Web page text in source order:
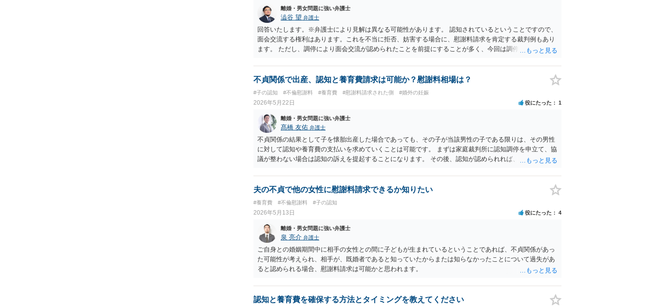
されて、今後の対応についてアドバイスを求めることをおすすめいたします。 ご参考にしていただけます
と幸いです。
離婚・男女問題に強い弁護士
澁谷 望 弁護士
回答いたします。※弁護士により見解は異なる可能性があります。 認知されているということですので、
面会交流する権利はあります。これを不当に拒否、妨害する場合に、慰謝料請求を肯定する裁判例もあり
ます。 ただし、調停により面会交流が認められたことを前提にすることが多く、今回は調停されていない
などを吟味する必要がありますので、一度弁護士に相談なさってください。 まずは面会交流調停を申し立
てするという手段もあるかと思います。
不貞関係で出産、認知と養育費請求は可能か？慰謝料相場は？
#子の認知 #不倫慰謝料 #養育費 #慰謝料請求された側 #婚外の妊娠
2026年5月22日 役にたった 1
離婚・男女問題に強い弁護士
髙橋 友佑 弁護士
不貞関係の結果として子を懐胎出産した場合であっても、その子が当該男性の子である限りは、その男性
に対して認知や養育費の支払いを求めていくことは可能です。 まずは家庭裁判所に認知調停を申立て、協
議が整わない場合は認知の訴えを提起することになります。 その後、認知が認められれば、養育費の請求
胎出産していますし、合意後の違反行為という側面もあるため、不貞の慰謝料の中でも高額の部類になる
のではないかと思います。慰謝料は相場はあってないものなので、具体的な金額を申し上げるのは難しい
夫の不貞で他の女性に慰謝料請求できるか知りたい
#養育費 #不倫慰謝料 #子の認知
2026年5月13日 役にたった 4
離婚・男女問題に強い弁護士
泉 亮介 弁護士
ご自身との婚姻期間中に相手の女性との間に子どもが生まれているということであれば、不貞関係があっ
た可能性が考えられ、相手が、既婚者であると知っていたからまたは知らなかったことについて過失があ
ると認められる場合、慰謝料請求は可能かと思われます。
認知と養育費を確保する方法とタイミングを教えてください